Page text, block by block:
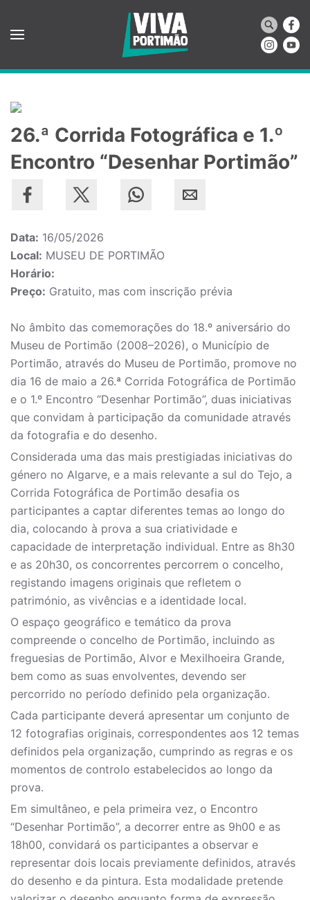
Saltar para o conteúdo principal
26.ª Corrida Fotográfica e 1.º
Encontro “Desenhar Portimão”
Data: 16/05/2026
Local: MUSEU DE PORTIMÃO
Horário:
Preço: Gratuito, mas com inscrição prévia
No âmbito das comemorações do 18.º aniversário do
Museu de Portimão (2008–2026), o Município de
Portimão, através do Museu de Portimão, promove no
dia 16 de maio a 26.ª Corrida Fotográfica de Portimão
e o 1.º Encontro “Desenhar Portimão”, duas iniciativas
que convidam à participação da comunidade através
da fotografia e do desenho.
Considerada uma das mais prestigiadas iniciativas do
género no Algarve, e a mais relevante a sul do Tejo, a
Corrida Fotográfica de Portimão desafia os
participantes a captar diferentes temas ao longo do
dia, colocando à prova a sua criatividade e
capacidade de interpretação individual. Entre as 8h30
e as 20h30, os concorrentes percorrem o concelho,
registando imagens originais que refletem o
património, as vivências e a identidade local.
O espaço geográfico e temático da prova
compreende o concelho de Portimão, incluindo as
freguesias de Portimão, Alvor e Mexilhoeira Grande,
bem como as suas envolventes, devendo ser
percorrido no período definido pela organização.
Cada participante deverá apresentar um conjunto de
12 fotografias originais, correspondentes aos 12 temas
definidos pela organização, cumprindo as regras e os
momentos de controlo estabelecidos ao longo da
prova.
Em simultâneo, e pela primeira vez, o Encontro
“Desenhar Portimão”, a decorrer entre as 9h00 e as
18h00, convidará os participantes a observar e
representar dois locais previamente definidos, através
do desenho e da pintura. Esta modalidade pretende